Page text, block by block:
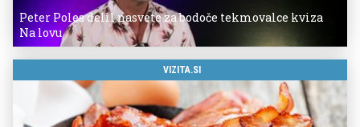
Peter Poles delil nasvete za bodoče tekmovalce kviza
Na lovu
VIZITA.SI